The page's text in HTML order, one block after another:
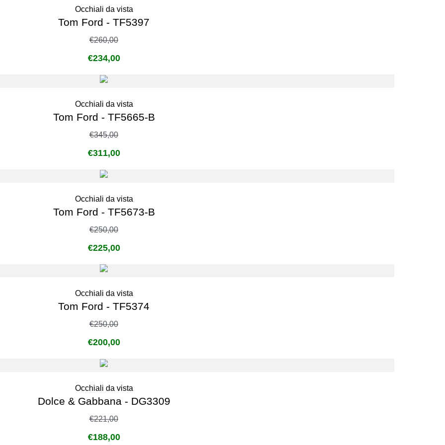
Occhiali da vista
Tom Ford - TF5397
€260,00
€234,00
Occhiali da vista
Tom Ford - TF5665-B
€345,00
€311,00
Occhiali da vista
Tom Ford - TF5673-B
€250,00
€225,00
Occhiali da vista
Tom Ford - TF5374
€250,00
€200,00
Occhiali da vista
Dolce & Gabbana - DG3309
€221,00
€188,00